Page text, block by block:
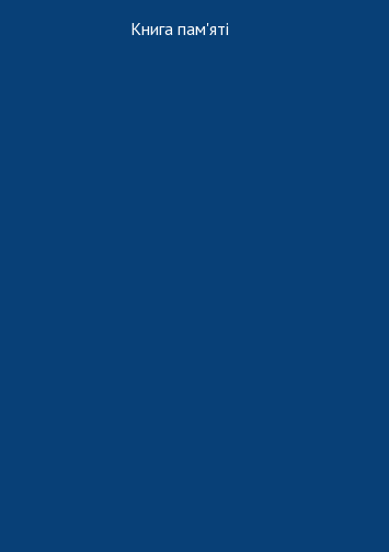
Книга пам'яті